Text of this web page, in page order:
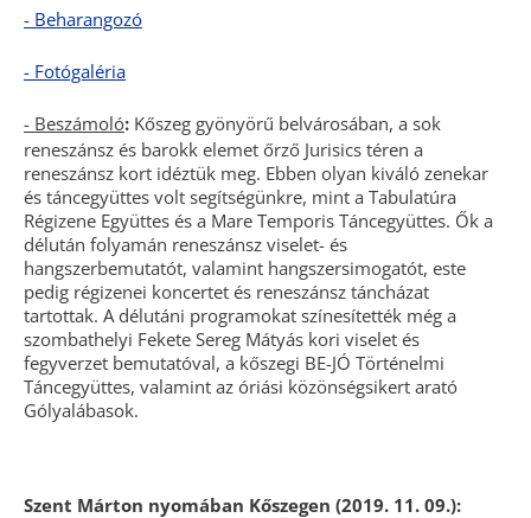
- Beharangozó
- Fotógaléria
- Beszámoló: Kőszeg gyönyörű belvárosában, a sok
reneszánsz és barokk elemet őrző Jurisics téren a
reneszánsz kort idéztük meg. Ebben olyan kiváló zenekar
és táncegyüttes volt segítségünkre, mint a Tabulatúra
Régizene Együttes és a Mare Temporis Táncegyüttes. Ők a
délután folyamán reneszánsz viselet- és
hangszerbemutatót, valamint hangszersimogatót, este
pedig régizenei koncertet és reneszánsz táncházat
tartottak. A délutáni programokat színesítették még a
szombathelyi Fekete Sereg Mátyás kori viselet és
fegyverzet bemutatóval, a kőszegi BE-JÓ Történelmi
Táncegyüttes, valamint az óriási közönségsikert arató
Gólyalábasok.
Szent Márton nyomában Kőszegen (2019. 11. 09.):